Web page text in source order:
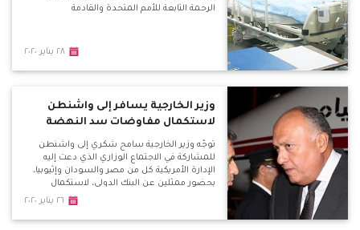
الرحمة التابعة للأمم المتحدة والقادمة
٢٨ يناير ٢٠٢٠
وزير الخارجية يسافر إلى واشنطن
لاستكمال مفاوضات سد النهضة
توجّه وزير الخارجية سامح شكري إلى واشنطن
للمشاركة في الاجتماع الوزاري الذي دعت إليه
الإدارة الأمريكية كل من مصر والسودان وإثيوبيا،
بحضور ممثلين عن البنك الدولي، لاستكمال
٢٦ يناير ٢٠٢٠